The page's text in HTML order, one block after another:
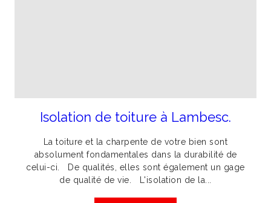
Isolation de toiture à Lambesc.
La toiture et la charpente de votre bien sont
absolument fondamentales dans la durabilité de
celui-ci. De qualités, elles sont également un gage
de qualité de vie. L'isolation de la...